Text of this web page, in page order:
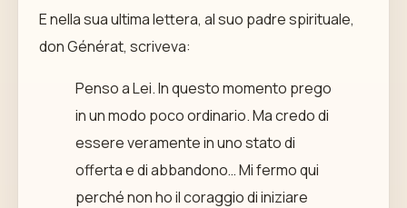
E nella sua ultima lettera, al suo padre spirituale,
don Générat, scriveva:
Penso a Lei. In questo momento prego
in un modo poco ordinario. Ma credo di
essere veramente in uno stato di
offerta e di abbandono… Mi fermo qui
perché non ho il coraggio di iniziare